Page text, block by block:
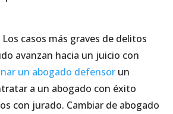
Los casos más graves de delitos
avanzan hacia un juicio con
un abogado defensor un
a un abogado con éxito
con jurado. Cambiar de abogado